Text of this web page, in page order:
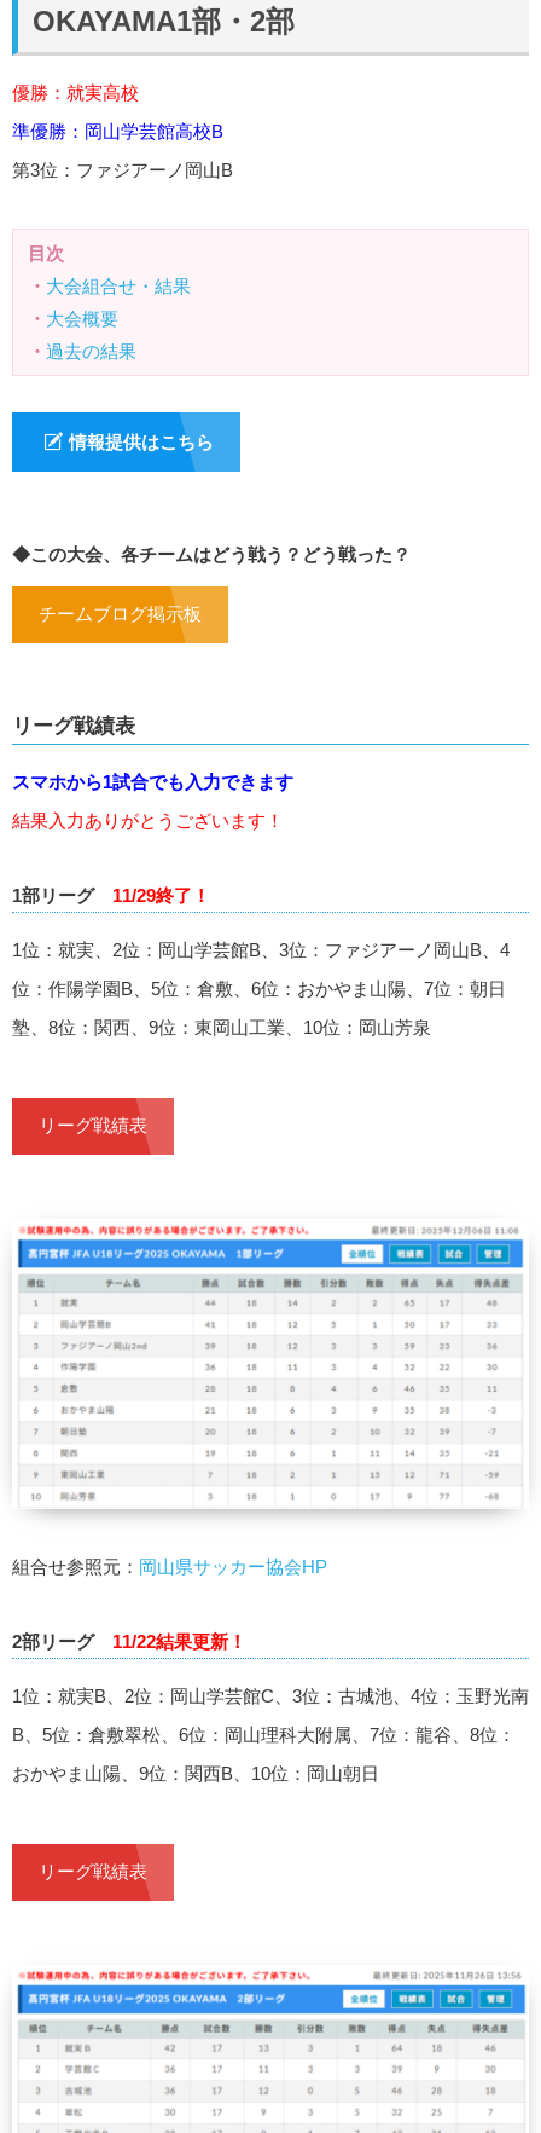
OKAYAMA1部・2部
優勝：就実高校
準優勝：岡山学芸館高校B
第3位：ファジアーノ岡山B
目次
・ 大会組合せ・結果
・ 大会概要
・ 過去の結果
情報提供はこちら
◆この大会、各チームはどう戦う？どう戦った？
チームブログ掲示板
リーグ戦績表
スマホから1試合でも入力できます
結果入力ありがとうございます！
1部リーグ 11/29終了！
1位：就実、2位：岡山学芸館B、3位：ファジアーノ岡山B、4
位：作陽学園B、5位：倉敷、6位：おかやま山陽、7位：朝日
塾、8位：関西、9位：東岡山工業、10位：岡山芳泉
リーグ戦績表
組合せ参照元： 岡山県サッカー協会HP
2部リーグ 11/22結果更新！
1位：就実B、2位：岡山学芸館C、3位：古城池、4位：玉野光南
B、5位：倉敷翠松、6位：岡山理科大附属、7位：龍谷、8位：
おかやま山陽、9位：関西B、10位：岡山朝日
リーグ戦績表